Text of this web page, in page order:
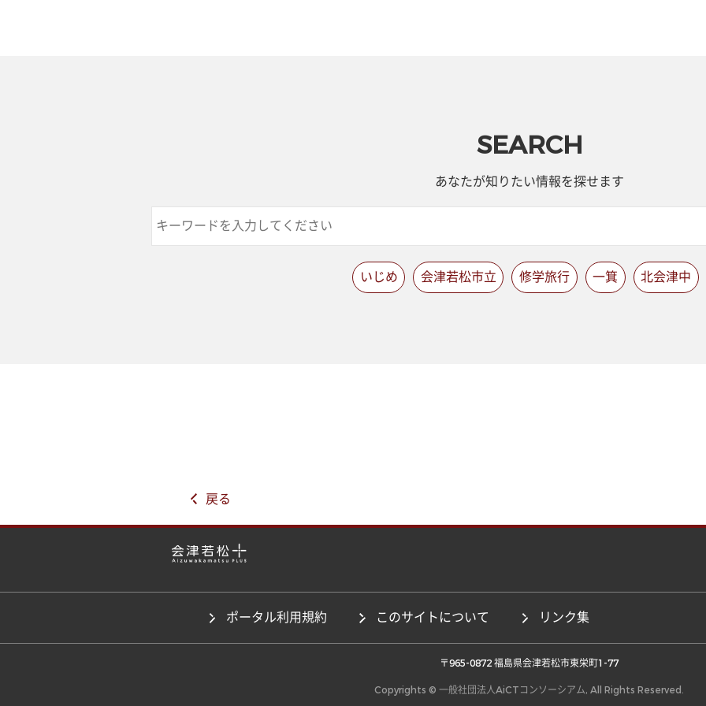
SEARCH
あなたが知りたい情報を探せます
いじめ 会津若松市立 修学旅行 一箕 北会津中
戻る
ポータル利用規約 このサイトについて リンク集
〒965-0872 福島県会津若松市東栄町1-77
Copyrights © 一般社団法人AiCTコンソーシアム, All Rights Reserved.